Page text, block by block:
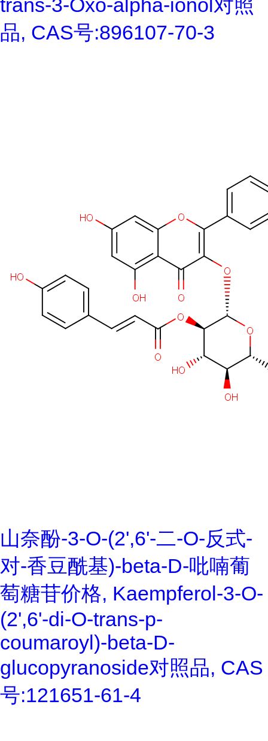
trans-3-Oxo-alpha-ionol对照
品, CAS号:896107-70-3
山奈酚-3-O-(2',6'-二-O-反式-
对-香豆酰基)-beta-D-吡喃葡
萄糖苷价格, Kaempferol-3-O-
(2',6'-di-O-trans-p-
coumaroyl)-beta-D-
glucopyranoside对照品, CAS
号:121651-61-4